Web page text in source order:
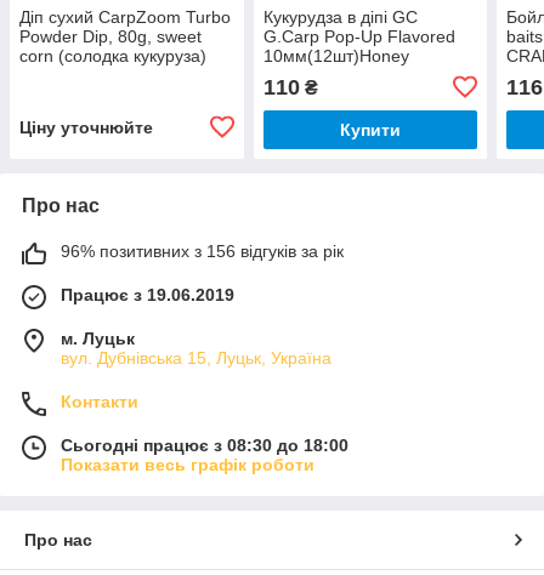
Діп сухий CarpZoom Turbo
Powder Dip, 80g, sweet
corn (солодка кукуруза)
Ціну уточнюйте
Кукурудза в діпі GC
G.Carp Pop-Up Flavored
10мм(12шт)Honey
110₴
Купити
116
Про нас
96% позитивних з 156 відгуків за рік
Працює з 19.06.2019
м. Луцьк
вул. Дубнівська 15, Луцьк, Україна
Контакти
Сьогодні працює з 08:30 до 18:00
Показати весь графік роботи
Про нас